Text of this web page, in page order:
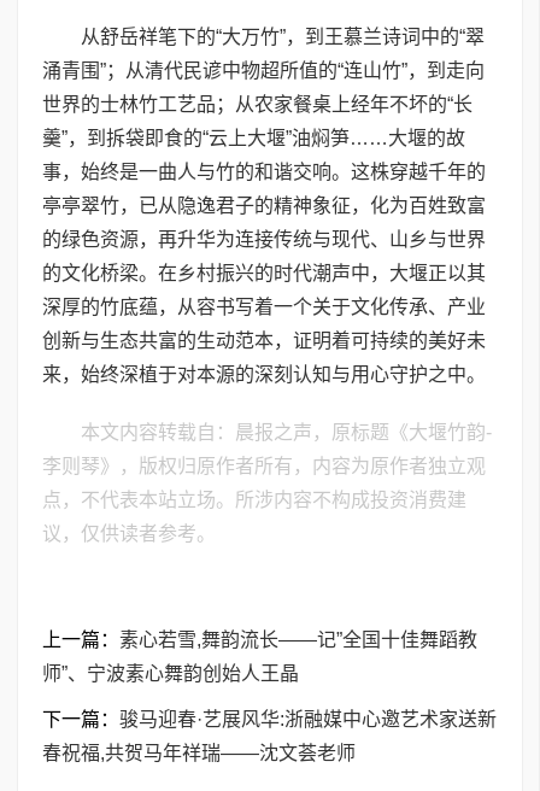
从舒岳祥笔下的“大万竹”，到王慕兰诗词中的“翠
涌青围”；从清代民谚中物超所值的“连山竹”，到走向
世界的士林竹工艺品；从农家餐桌上经年不坏的“长
羹”，到拆袋即食的“云上大堰”油焖笋……大堰的故
事，始终是一曲人与竹的和谐交响。这株穿越千年的
亭亭翠竹，已从隐逸君子的精神象征，化为百姓致富
的绿色资源，再升华为连接传统与现代、山乡与世界
的文化桥梁。在乡村振兴的时代潮声中，大堰正以其
深厚的竹底蕴，从容书写着一个关于文化传承、产业
创新与生态共富的生动范本，证明着可持续的美好未
来，始终深植于对本源的深刻认知与用心守护之中。
本文内容转载自：晨报之声，原标题《大堰竹韵-​
李则琴》，版权归原作者所有，内容为原作者独立观
点，不代表本站立场。所涉内容不构成投资消费建
议，仅供读者参考。
上一篇： 素心若雪,舞韵流长——记”全国十佳舞蹈教
师”、宁波素心舞韵创始人王晶
下一篇： 骏马迎春·艺展风华:浙融媒中心邀艺术家送新
春祝福,共贺马年祥瑞——沈文荟老师